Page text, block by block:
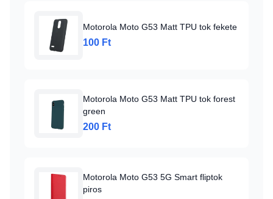
Motorola Moto G53 Matt TPU tok fekete
100 Ft
Motorola Moto G53 Matt TPU tok forest
green
200 Ft
Motorola Moto G53 5G Smart fliptok
piros